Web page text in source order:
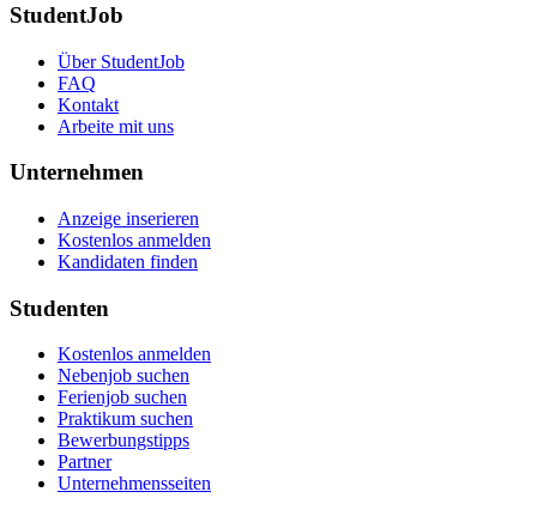
StudentJob
Über StudentJob
FAQ
Kontakt
Arbeite mit uns
Unternehmen
Anzeige inserieren
Kostenlos anmelden
Kandidaten finden
Studenten
Kostenlos anmelden
Nebenjob suchen
Ferienjob suchen
Praktikum suchen
Bewerbungstipps
Partner
Unternehmensseiten